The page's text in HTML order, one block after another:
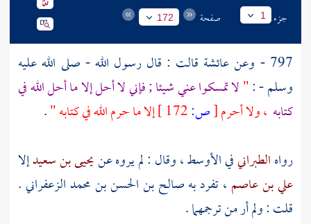
جزء 1 صفحة 172
797 - وعن عائشة قالت : قال رسول الله - صلى الله عليه
وسلم - :"لا تمسكوا عني شيئا ; فإني لا أحل إلا ما أحل الله في
كتابه ، ولا أحرم[ص: إلا ما حرم الله في كتابه ".
رواهالطبرانيفي الأوسط ، وقال : لم يروه عنيحيى بن سعيدإلا
علي بن عاصم ، تفرد بهصالح بن الحسن بن محمد الزعفراني.
قلت : ولم أر من ترجمهما .